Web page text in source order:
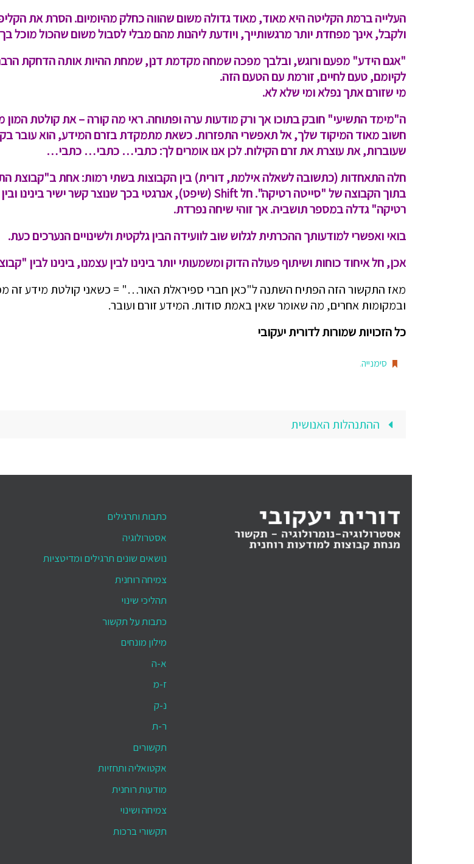
העלייה ברמת הקליטה היא מאוד, מאוד גדולה משום שהווה כחלק מהיומיום. הסרת את
ולקבל, אינך מפחדת יותר מרגשותייך, ויודעת ליהנות מהם מבלי לסבול משום שהכול מוכל
"אגם הידע" מפעם ורוגש, ובלבך מפכה שמחה מקדמת דנן, שמחת ההיות אותה הדחקת
לקיומם, טעם לחיים, זורמת עם הטעם הזה.
מי שזורם אתך נפלא ומי שלא לא.
ה"מימד התשיעי" חובק בתוכו אך ורק מודעות ערה ופתוחה. ראי מה קורה – את קולטת
חשוב מאוד המיקוד שלך, אל תאפשרי התפזרות. כשאת מתמקדת בזרם המידע, הוא עובר
שעוברות, את עוצרת את זרם הקילוח. לכן אנו אומרים לך: כתבי… כתבי… כתבי…
חלה התאחדות (כתשובה לשאלה אילמת, דורית) בין הקבוצות בשתי רמות: אחת ב"קבוצת
בתוך הקבוצה של "סייטה רטיקה". חלShift(שיפט), אנרגטי בכך שנוצר קשר ישיר בינינו
רטיקה" גדלה במספר תושביה. אך זוהי שיחה נפרדת.
בואי ואפשרי למודעותך ההכרתית לגלוש שוב לוועידה הבין גלקטית ולשינויים הנערכים כעת.
אכן, חל איחוד כוחות ושיתוף פעולה הדוק ומשמעותי יותר בינינו לבין עצמנו, בינינו לבין
מאז התקשור הזה הפתיח השתנה ל"כאן חברי ספיראלת האור…" = כשאני קולטת מידע זה
ובמקומות אחרים, מה שאומר שאין באמת סודות. המידע זורם ועובר.
כל הזכויות שמורות לדורית יעקובי
סימנייה.
ההתנהלות האנושית
כתבות ותרגילים
אסטרולוגיה
נושאים שונים תרגילים ומדיטציות
צמיחה רוחנית
תהליכי שינוי
כתבות על תקשור
מילון מונחים
א-ה
ז-מ
נ-ק
ר-ת
תקשורים
אקטואליה ותחזיות
מודעות רוחנית
צמיחה ושינוי
תקשורי ברכות